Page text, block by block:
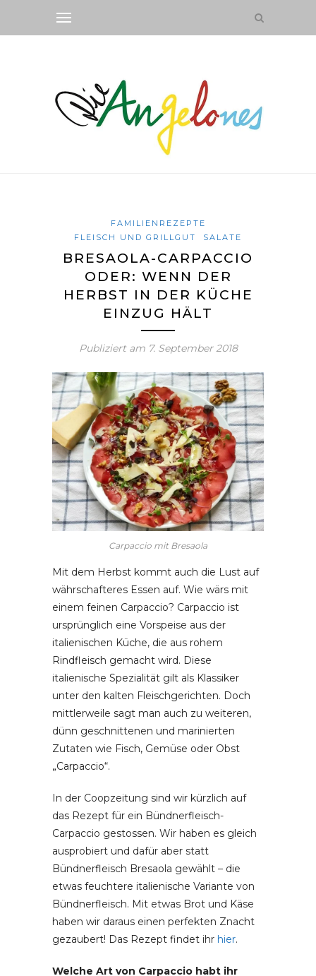
FAMILIENREZEPTE
FLEISCH UND GRILLGUT
SALATE
BRESAOLA-CARPACCIO
ODER: WENN DER
HERBST IN DER KÜCHE
EINZUG HÄLT
Publiziert am 7. September 2018
Carpaccio mit Bresaola
Mit dem Herbst kommt auch die Lust auf
währschafteres Essen auf. Wie wärs mit
einem feinen Carpaccio? Carpaccio ist
ursprünglich eine Vorspeise aus der
italienischen Küche, die aus rohem
Rindfleisch gemacht wird. Diese
italienische Spezialität gilt als Klassiker
unter den kalten Fleischgerichten. Doch
mittlerweile sagt man auch zu weiteren,
dünn geschnittenen und marinierten
Zutaten wie Fisch, Gemüse oder Obst
„Carpaccio“.
In der Coopzeitung sind wir kürzlich auf
das Rezept für ein Bündnerfleisch-
Carpaccio gestossen. Wir haben es gleich
ausprobiert und dafür aber statt
Bündnerfleisch Bresaola gewählt – die
etwas feuchtere italienische Variante von
Bündnerfleisch. Mit etwas Brot und Käse
haben wir daraus einen perfekten Znacht
gezaubert! Das Rezept findet ihr hier.
Welche Art von Carpaccio habt ihr